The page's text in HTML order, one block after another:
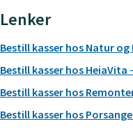
Lenker
Bestill kasser hos Natur og
Bestill kasser hos HeiaVita
Bestill kasser hos
Bestill kasser hos